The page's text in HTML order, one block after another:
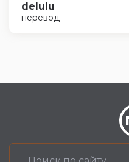
delulu
перевод